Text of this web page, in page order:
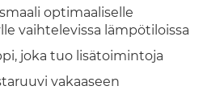
optimaaliselle
vaihtelevissa lämpötiloissa
joka tuo lisätoimintoja
vakaaseen